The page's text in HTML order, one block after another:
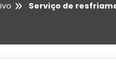
Serviço de